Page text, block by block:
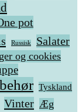
pot
Russisk
Salater
og cookies
Tyskland
Vinter Æg